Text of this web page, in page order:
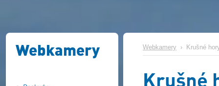
Webkamery Webkamery › Krušné
Krušné